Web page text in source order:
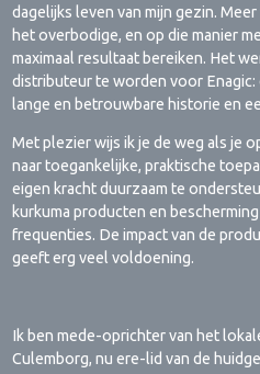
dagelijks leven van mijn gezin.
het overbodige, en op die manier
maximaal resultaat bereiken. Het
distributeur te worden voor Enagic:
lange en betrouwbare historie en
Met plezier wijs ik je de weg als je
naar toegankelijke, praktische
eigen kracht duurzaam te
kurkuma producten en
frequenties. De impact van de
geeft erg veel voldoening.
Ik ben mede-oprichter van het
Culemborg, nu ere-lid van de